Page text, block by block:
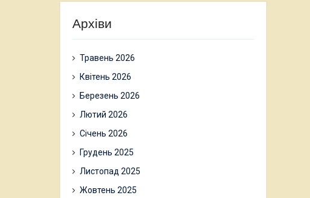
Архіви
Травень 2026
Квітень 2026
Березень 2026
Лютий 2026
Січень 2026
Грудень 2025
Листопад 2025
Жовтень 2025